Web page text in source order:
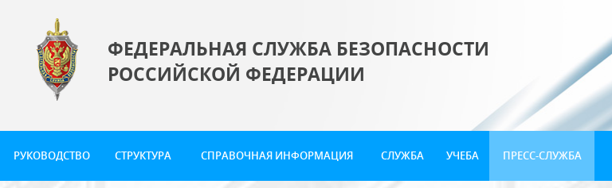
ФЕДЕРАЛЬНАЯ СЛУЖБА БЕЗОПАСНОСТИ
РОССИЙСКОЙ ФЕДЕРАЦИИ
РУКОВОДСТВО СТРУКТУРА СПРАВОЧНАЯ ИНФОРМАЦИЯ СЛУЖБА УЧЕБА ПРЕСС-СЛУЖБА